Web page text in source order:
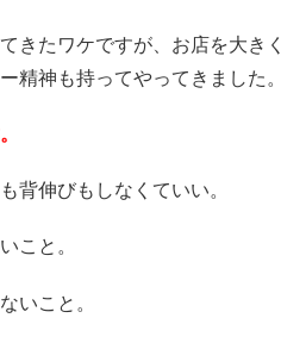
きたワケですが、お店を大きく
精神も持ってやってきました。
背伸びもしなくていい。
こと。
いこと。